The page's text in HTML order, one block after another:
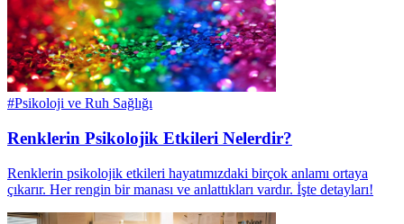
#Psikoloji ve Ruh Sağlığı
Renklerin Psikolojik Etkileri Nelerdir?
Renklerin psikolojik etkileri hayatımızdaki birçok anlamı ortaya
çıkarır. Her rengin bir manası ve anlattıkları vardır. İşte detayları!